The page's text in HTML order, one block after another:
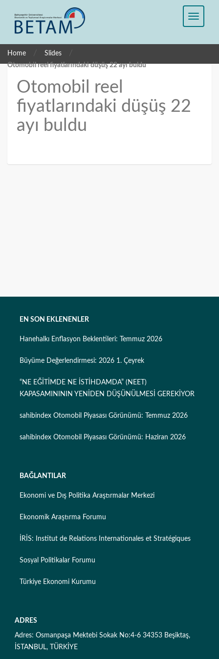
Home / Slides /
Otomobil reel fiyatlarındaki düşüş 22 ayı buldu
Otomobil reel
fiyatlarındaki düşüş 22
ayı buldu
EN SON EKLENENLER
Hanehalkı Enflasyon Beklentileri: Temmuz 2026
Büyüme Değerlendirmesi: 2026 1. Çeyrek
“NE EĞİTİMDE NE İSTİHDAMDA” (NEET)
KAPASAMINININ YENİDEN DÜŞÜNÜLMESİ GEREKİYOR
sahibindex Otomobil Piyasası Görünümü: Temmuz 2026
sahibindex Otomobil Piyasası Görünümü: Haziran 2026
BAĞLANTILAR
Ekonomi ve Dış Politika Araştırmalar Merkezi
Ekonomik Araştırma Forumu
İRİS: Institut de Relations Internationales et Stratégiques
Sosyal Politikalar Forumu
Türkiye Ekonomi Kurumu
ADRES
Adres: Osmanpaşa Mektebi Sokak No:4-6 34353 Beşiktaş,
İSTANBUL, TÜRKİYE